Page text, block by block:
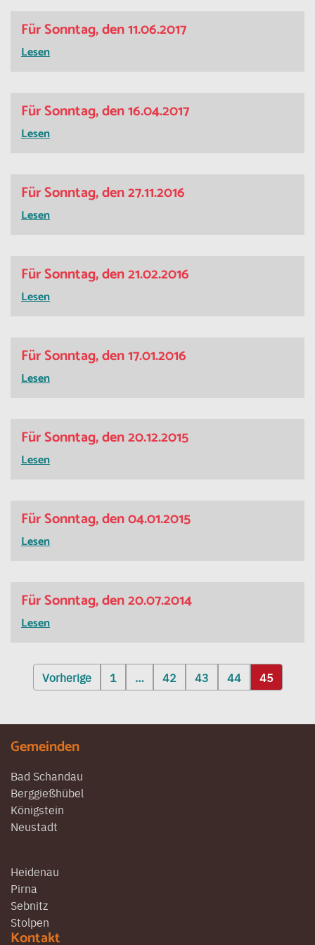
Für Sonntag, den 11.06.2017
Lesen
Für Sonntag, den 16.04.2017
Lesen
Für Sonntag, den 27.11.2016
Lesen
Für Sonntag, den 21.02.2016
Lesen
Für Sonntag, den 17.01.2016
Lesen
Für Sonntag, den 20.12.2015
Lesen
Für Sonntag, den 04.01.2015
Lesen
Für Sonntag, den 20.07.2014
Lesen
Seitennummerierung
der
Beiträge
Vorherige 1 … 42 43 44 45
Gemeinden
Bad Schandau
Berggießhübel
Königstein
Neustadt
Heidenau
Pirna
Sebnitz
Stolpen
Kontakt